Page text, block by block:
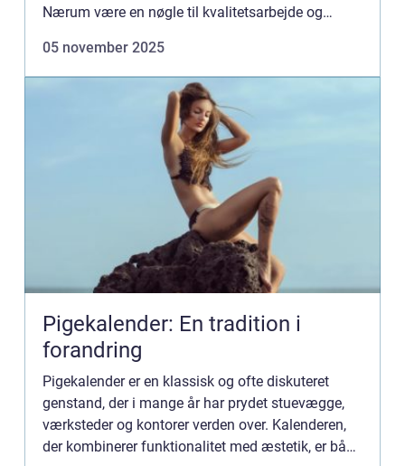
Nærum være en nøgle til kvalitetsarbejde og
05 november 2025
Pigekalender: En tradition i
forandring
Pigekalender er en klassisk og ofte diskuteret
genstand, der i mange år har prydet stuevægge,
værksteder og kontorer verden over. Kalenderen,
der kombinerer funktionalitet med æstetik, er både